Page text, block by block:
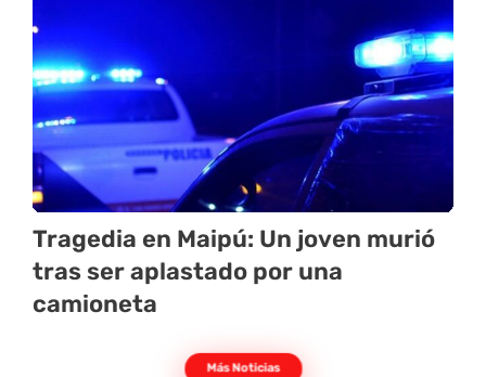
Tragedia en Maipú: Un joven murió
tras ser aplastado por una
camioneta
Más Noticias